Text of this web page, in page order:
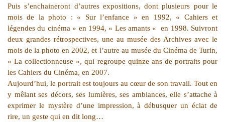
Puis s’enchaineront d’autres expositions, dont plusieurs pour le
mois de la photo : « Sur l’enfance » en 1992, « Cahiers et
légendes du cinéma » en 1994, « Les amants « en 1998. Suivront
deux grandes rétrospectives, une au musée des Archives avec le
mois de la photo en 2002, et l’autre au musée du Cinéma de Turin,
« La collectionneuse », qui regroupe quinze ans de portraits pour
les Cahiers du Cinéma, en 2007.
Aujourd’hui, le portrait est toujours au cœur de son travail. Tout en
y mêlant ses décors, ses lumières, ses ambiances, elle s’attache à
exprimer le mystère d’une impression, à débusquer un éclat de
rire, un geste qui en dit long…